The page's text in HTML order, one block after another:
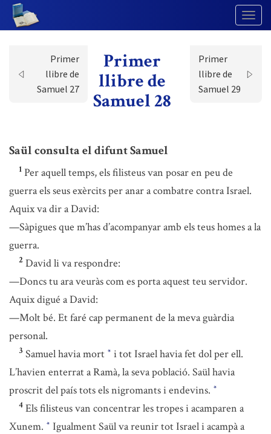
Primer
llibre de
Samuel 27
Primer
llibre de
Samuel 28
Primer
llibre de
Samuel 29
Saül consulta el difunt Samuel
1 Per aquell temps, els filisteus van posar en peu de
guerra els seus exèrcits per anar a combatre contra Israel.
Aquix va dir a David:
—Sàpigues que m’has d’acompanyar amb els teus homes a la
guerra.
2 David li va respondre:
—Doncs tu ara veuràs com es porta aquest teu servidor.
Aquix digué a David:
—Molt bé. Et faré cap permanent de la meva guàrdia
personal.
3 Samuel havia mort * i tot Israel havia fet dol per ell.
L’havien enterrat a Ramà, la seva població. Saül havia
proscrit del país tots els nigromants i endevins. *
4 Els filisteus van concentrar les tropes i acamparen a
Xunem. * Igualment Saül va reunir tot Israel i acampà a